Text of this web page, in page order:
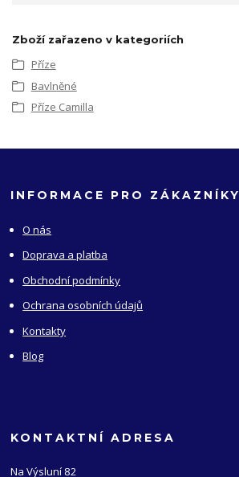
Zboží zařazeno v kategoriích
Příze
Bavlněné
Příze Camilla
INFORMACE PRO ZÁKAZNÍKY
O nás
Doprava a platba
Obchodní podmínky
Ochrana osobních údajů
Kontakty
Blog
KONTAKTNÍ ADRESA
Na Výsluní 82